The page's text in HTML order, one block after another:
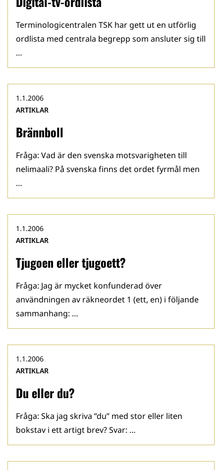
Terminologicentralen TSK har gett ut en utförlig
ordlista med centrala begrepp som ansluter sig till
…
Brännboll
1.1.2006
ARTIKLAR
Fråga: Vad är den svenska motsvarigheten till
nelimaali? På svenska finns det ordet fyrmål men
…
Tjugoen eller tjugoett?
1.1.2006
ARTIKLAR
Fråga: Jag är mycket konfunderad över
användningen av räkneordet 1 (ett, en) i följande
sammanhang: …
Du eller du?
1.1.2006
ARTIKLAR
Fråga: Ska jag skriva ”du” med stor eller liten
bokstav i ett artigt brev? Svar: …